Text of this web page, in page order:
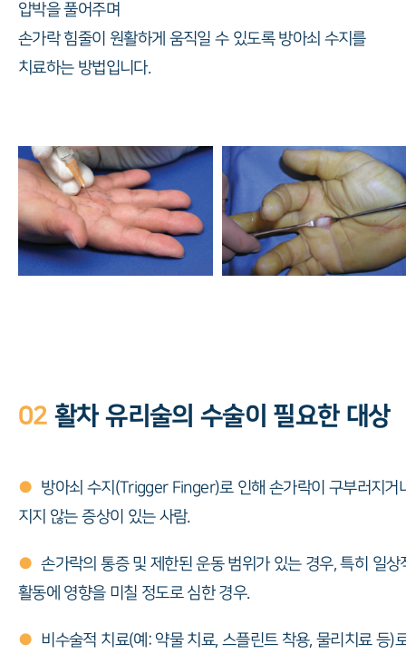
압박을 풀어주며
손가락 힘줄이 원활하게 움직일 수 있도록 방아쇠 수지를
치료하는 방법입니다.
02 활차 유리술의 수술이 필요한 대상
● 방아쇠 수지(Trigger Finger)로 인해 손가락이 구부러지거
지지 않는 증상이 있는 사람.
● 손가락의 통증 및 제한된 운동 범위가 있는 경우, 특히 일상
활동에 영향을 미칠 정도로 심한 경우.
● 비수술적 치료(예: 약물 치료, 스플린트 착용, 물리치료 등)